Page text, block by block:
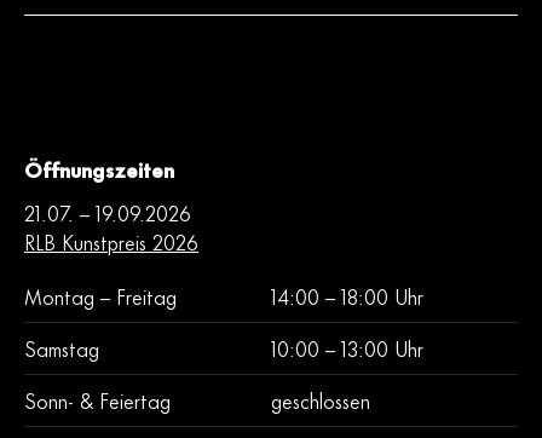
Verarbeitung meiner Daten entsprechend der
Datenschutzerklärung einverstanden.
zum Newsletter anmelden
Öffnungszeiten
21.07. – 19.09.2026
RLB Kunstpreis 2026
Montag – Freitag
14:00 – 18:00 Uhr
Samstag
10:00 – 13:00 Uhr
Sonn- & Feiertag
geschlossen